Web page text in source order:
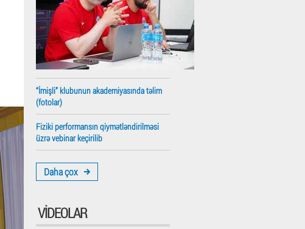
“İmişli” klubunun akademiyasında təlim
(fotolar)
Fiziki performansın qiymətləndirilməsi
üzrə vebinar keçirilib
Daha çox
VIDEOLAR